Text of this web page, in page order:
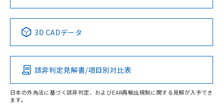
以上、n: 18mm以上
検出領域
Pb Hg Cd Cr(VI)
O
No No No No
この製品の規格認証/適合状況ページへ
その他の認証はこちらのページからご検索ください
3D CADデータ
該非判定見解書/項目別対比表
日本の外為法に基づく該非判定、およびEAR再輸出規制に関する見解が入手でき
ます。